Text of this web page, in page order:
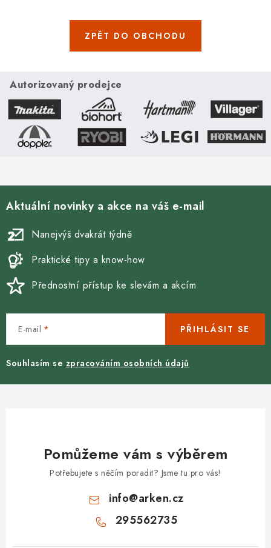
ZPĚT DO OBCHODU
Autorizovaný prodejce
Aktuální novinky a akce na váš e-mail
Nanejvýš dvakrát týdně
Praktické tipy a know-how
Přednostní přístup ke slevám a akcím
E-mail
Souhlasím se zpracováním osobních údajů
PŘIHLÁSIT SE
Pomůžeme vám s výběrem
Potřebujete s něčím poradit? Jsme tu pro vás!
info@arken.cz
295562735